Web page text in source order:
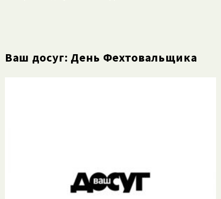
Ваш досуг: День Фехтовальщика